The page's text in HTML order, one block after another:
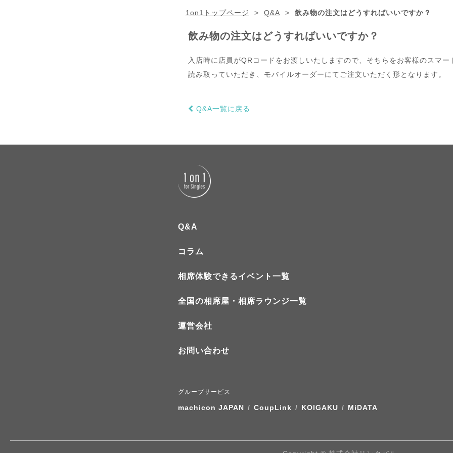
1on1トップページ > Q&A > 飲み物の注文はどうすればいいですか？
飲み物の注文はどうすればいいですか？
入店時に店員がQRコードをお渡しいたしますので、そちらをお客様のスマー
読み取っていただき、モバイルオーダーにてご注文いただく形となります。
Q&A一覧に戻る
Q&A
コラム
相席体験できるイベント一覧
全国の相席屋・相席ラウンジ一覧
運営会社
お問い合わせ
グループサービス
machicon JAPAN / CoupLink / KOIGAKU / MiDATA